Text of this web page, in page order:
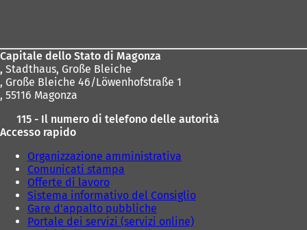
a
s
c
h
a
Capitale dello Stato di Magonza
, Stadthaus, Große Bleiche
, Große Bleiche 46/Löwenhofstraße 1
, 55116 Magonza
115 - Il numero di telefono delle autorità
Accesso rapido
Organizzazione amministrativa
Comunicati stampa
Offerte di lavoro
Sistema informativo del Consiglio
Gare d'appalto pubbliche
Portale dei servizi (servizi online)